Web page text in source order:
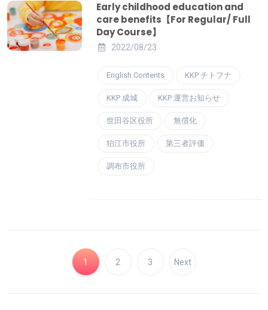
Early childhood education and
care benefits【For Regular/ Full
Day Course】
2022/08/23
English Contents KKP チトフナ
KKP 成城 KKP 運営お知らせ
世田谷区役所 無償化
狛江市役所 第三者評価
調布市役所
1 2 3 Next